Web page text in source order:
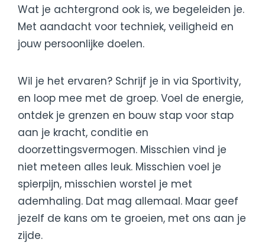
Wat je achtergrond ook is, we begeleiden je.
Met aandacht voor techniek, veiligheid en
jouw persoonlijke doelen.
Wil je het ervaren? Schrijf je in via Sportivity,
en loop mee met de groep. Voel de energie,
ontdek je grenzen en bouw stap voor stap
aan je kracht, conditie en
doorzettingsvermogen. Misschien vind je
niet meteen alles leuk. Misschien voel je
spierpijn, misschien worstel je met
ademhaling. Dat mag allemaal. Maar geef
jezelf de kans om te groeien, met ons aan je
zijde.